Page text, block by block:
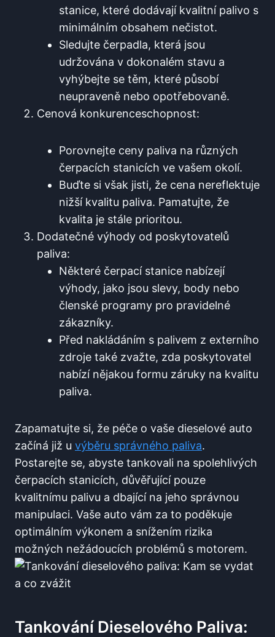
stanice, které dodávají kvalitní ⁢palivo⁢ s‌
minimálním‍ obsahem⁣ nečistot.
Sledujte čerpadla, která jsou
udržována v ‌dokonalém stavu a
vyhýbejte se ⁤těm, které‍ působí
neupraveně nebo opotřebovaně.
Cenová konkurenceschopnost:
Porovnejte ceny paliva na ‌různých
čerpacích stanicích ve vašem okolí.
Buďte si však jisti, že cena nereflektuje
⁣nižší kvalitu paliva. ‍Pamatujte,‌ že
kvalita je ⁤stále prioritou.
Dodatečné výhody od poskytovatelů
paliva:
Některé čerpací ⁤stanice nabízejí
výhody, ‍jako jsou slevy, body nebo
členské programy pro pravidelné
zákazníky.
Před nakládáním s palivem z externího
zdroje ​také zvažte, zda ‍poskytovatel
nabízí nějakou formu záruky na kvalitu
paliva.
Zapamatujte⁢ si, že péče​ o vaše dieselové auto
začíná již u výběru správného paliva.
Postarejte se, abyste tankovali ⁢na⁢ spolehlivých
čerpacích stanicích, důvěřující pouze
kvalitnímu palivu a ‍dbající na jeho‌ správnou
manipulaci. Vaše auto vám⁢ za⁤ to poděkuje
optimálním výkonem a snížením rizika
možných nežádoucích problémů s motorem.
Tankování Dieselového Paliva: